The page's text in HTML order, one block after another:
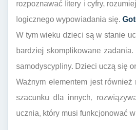
rozpoznawać litery i cyfry,
logicznego wypowiadania się.
W tym wieku dzieci są w stanie
bardziej skomplikowane
samodyscypliny. Dzieci uczą się
Ważnym elementem jest również
szacunku dla innych,
ucznia, który musi funkcjonować